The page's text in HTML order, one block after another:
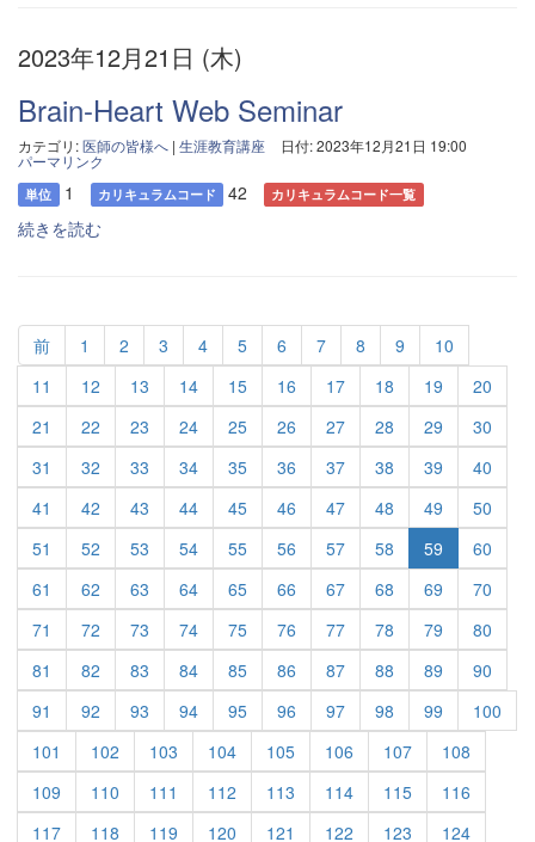
2023年12月21日 (木)
Brain-Heart Web Seminar
カテゴリ:医師の皆様へ | 生涯教育講座 日付: 2023年12月21日 19:00
パーマリンク
単位 1 カリキュラムコード 42 カリキュラムコード一覧
続きを読む
前 1 2 3 4 5 6 7 8 9
10
11
12 13 14 15 16 17 18 19
20
21
22 23 24 25 26 27 28 29
30
31
32 33 34 35 36 37 38 39
40
41
42 43 44 45 46 47 48 49
50
51
52 53 54 55 56 57 58 59
60
61
62 63 64 65 66 67 68 69
70
71
72 73 74 75 76 77 78 79
80
81
82 83 84 85 86 87 88 89
90
91
92 93 94 95 96 97 98 99
100
101
102 103 104 105 106 107
108
109
110 111 112 113 114 115
116
117
118 119 120 121 122 123 124